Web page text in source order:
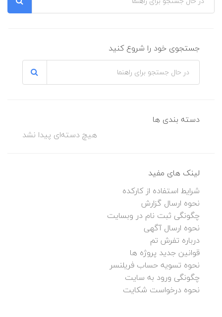
جستجوی خود را شروع کنید
دسته بندی ها
هیچ دسته‌ای پیدا نشد
لینک های مفید
شرایط استفاده از کارکده
نحوه ارسال گزارش
چگونگی ثبت نام در وبسایت
نحوه ارسال آگهی
درباره تفرش تم
قوانین جدید پروژه ها
نحوه تسویه حساب فریلنسر
چگونگی ورود به سایت
نحوه درخواست شکایت